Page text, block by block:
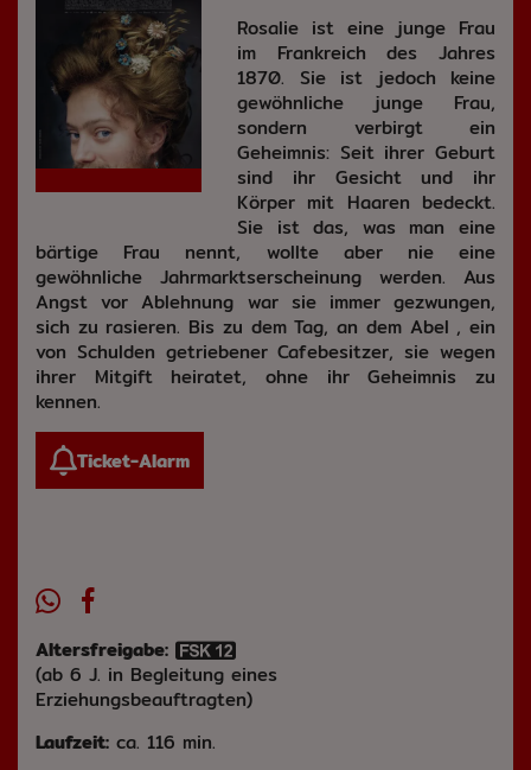
Rosalie ist eine junge Frau
im Frankreich des Jahres
1870. Sie ist jedoch keine
gewöhnliche junge Frau,
sondern verbirgt ein
Geheimnis: Seit ihrer Geburt
sind ihr Gesicht und ihr
Körper mit Haaren bedeckt.
Sie ist das, was man eine
bärtige Frau nennt, wollte aber nie eine
gewöhnliche Jahrmarktserscheinung werden. Aus
Angst vor Ablehnung war sie immer gezwungen,
sich zu rasieren. Bis zu dem Tag, an dem Abel , ein
von Schulden getriebener Cafebesitzer, sie wegen
ihrer Mitgift heiratet, ohne ihr Geheimnis zu
kennen.
Ticket-Alarm
Altersfreigabe:
(ab 6 J. in Begleitung eines
Erziehungsbeauftragten)
Laufzeit: ca. 116 min.